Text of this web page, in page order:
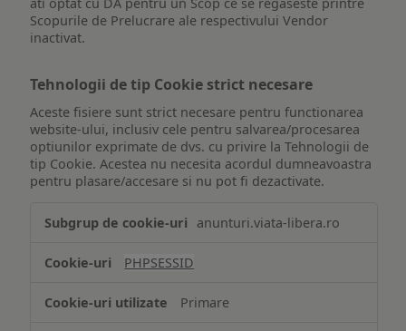
Scopurile de Prelucrare ale respectivului Vendor
inactivat.
Tehnologii de tip Cookie strict necesare
Aceste fisiere sunt strict necesare pentru functionarea
website-ului, inclusiv cele pentru salvarea/procesarea
optiunilor exprimate de dvs. cu privire la Tehnologii de
tip Cookie. Acestea nu necesita acordul dumneavoastra
pentru plasare/accesare si nu pot fi dezactivate.
de
Cookie
necesare
anunturi.viata-libera.ro
PHPSESSID
Primare